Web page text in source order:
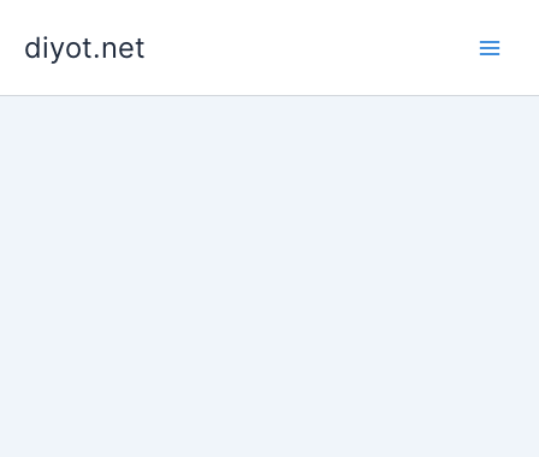
atladiyot.net